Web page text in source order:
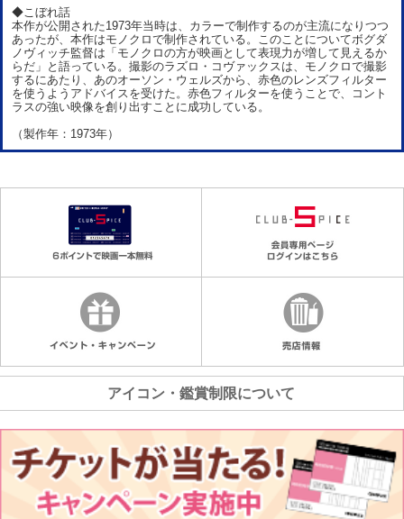
◆こぼれ話
本作が公開された1973年当時は、カラーで制作するのが主流になりつつ
あったが、本作はモノクロで制作されている。このことについてボグダ
ノヴィッチ監督は「モノクロの方が映画として表現力が増して見えるか
らだ」と語っている。撮影のラズロ・コヴァックスは、モノクロで撮影
するにあたり、あのオーソン・ウェルズから、赤色のレンズフィルター
を使うようアドバイスを受けた。赤色フィルターを使うことで、コント
ラスの強い映像を創り出すことに成功している。
（製作年：1973年）
アイコン・鑑賞制限について